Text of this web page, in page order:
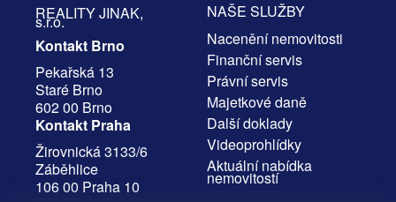
REALITY JINAK,
s.r.o.
Kontakt Brno
Pekařská 13
Staré Brno
602 00 Brno
Kontakt Praha
Žirovnická 3133/6
Záběhlice
106 00 Praha 10
NAŠE SLUŽBY
Nacenění nemovitosti
Finanční servis
Právní servis
Majetkové daně
Další doklady
Videoprohlídky
Aktuální nabídka
nemovitostí